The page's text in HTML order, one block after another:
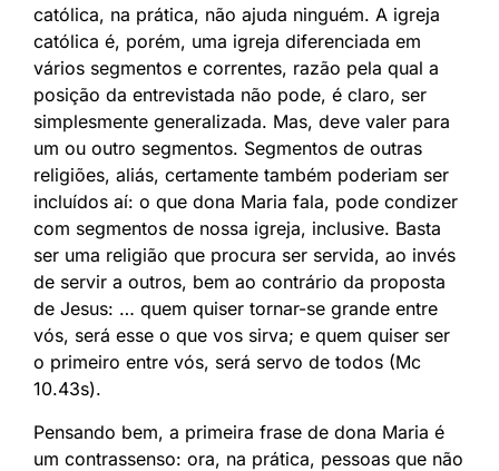
católica, na prática, não ajuda ninguém. A igreja
católica é, porém, uma igreja diferenciada em
vários segmentos e correntes, razão pela qual a
posição da entrevistada não pode, é claro, ser
simplesmente generalizada. Mas, deve valer para
um ou outro segmentos. Segmentos de outras
religiões, aliás, certamente também poderiam ser
incluídos aí: o que dona Maria fala, pode condizer
com segmentos de nossa igreja, inclusive. Basta
ser uma religião que procura ser servida, ao invés
de servir a outros, bem ao contrário da proposta
de Jesus: … quem quiser tornar-se grande entre
vós, será esse o que vos sirva; e quem quiser ser
o primeiro entre vós, será servo de todos (Mc
10.43s).
Pensando bem, a primeira frase de dona Maria é
um contrassenso: ora, na prática, pessoas que não